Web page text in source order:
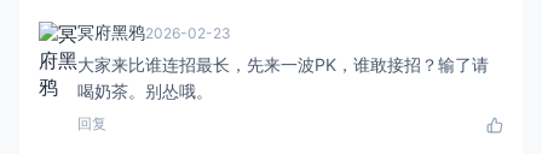
冥府黑鸦2026-02-23
大家来比谁连招最长，先来一波PK，谁敢接招？输了请
喝奶茶。别怂哦。
回复